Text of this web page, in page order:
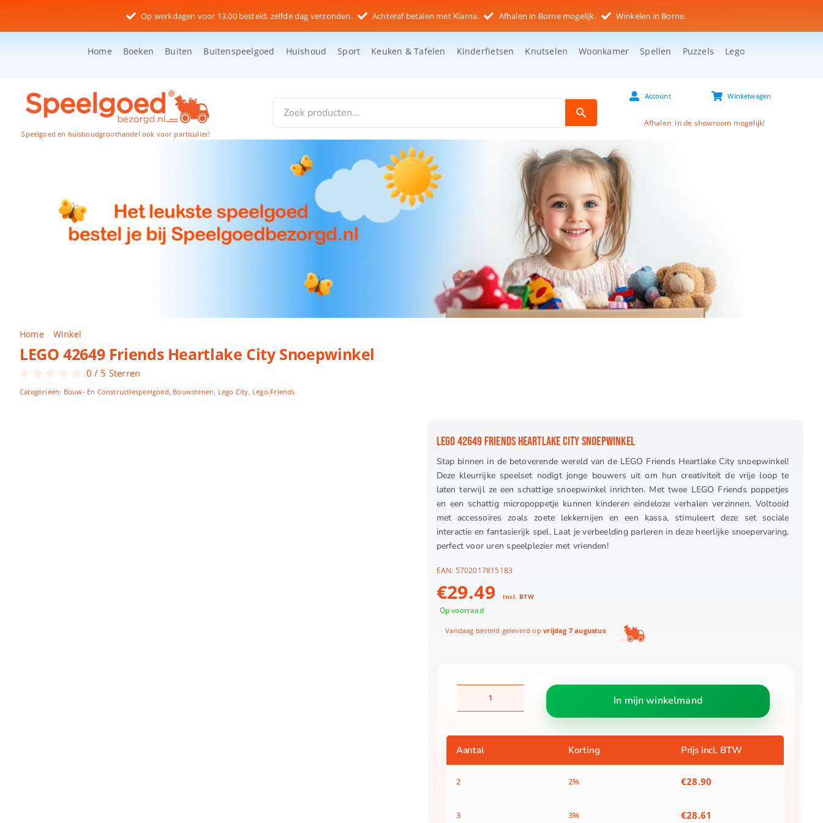
inhoud
Op werkdagen voor 13.00 besteld, zelfde dag verzonden. Achteraf betalen met Klarna. Afhalen in Borne mogelijk. Winkelen in Borne.
Home Boeken Buiten Buitenspeelgoed Huishoud Sport Keuken & Tafelen Kinderfietsen Knutselen Woonkamer Spellen Puzzels Lego
Speelgoed en huishoudgroothandel ook voor particulier!
Account Winkelwagen
Afhalen in de showroom mogelijk!
Home Winkel
LEGO 42649 Friends Heartlake City Snoepwinkel
0 / 5 Sterren
Categorieën: Bouw- En Constructiespeelgoed, Bouwstenen, Lego City, Lego Friends
LEGO 42649 FRIENDS HEARTLAKE CITY SNOEPWINKEL
Stap binnen in de betoverende wereld van de LEGO Friends Heartlake City snoepwinkel!
Deze kleurrijke speelset nodigt jonge bouwers uit om hun creativiteit de vrije loop te
laten terwijl ze een schattige snoepwinkel inrichten. Met twee LEGO Friends poppetjes
en een schattig micropoppetje kunnen kinderen eindeloze verhalen verzinnen. Voltooid
met accessoires zoals zoete lekkernijen en een kassa, stimuleert deze set sociale
interactie en fantasierijk spel. Laat je verbeelding parleren in deze heerlijke snoepervaring,
perfect voor uren speelplezier met vrienden!
EAN: 5702017815183
€29.49 Incl. BTW
Op voorraad
Vandaag besteld geleverd op vrijdag 7 augustus
42649
Friends
City
aantal
In mijn winkelmand
Aantal Korting Prijs incl. BTW
2 2% €28.90
3 3% €28.61